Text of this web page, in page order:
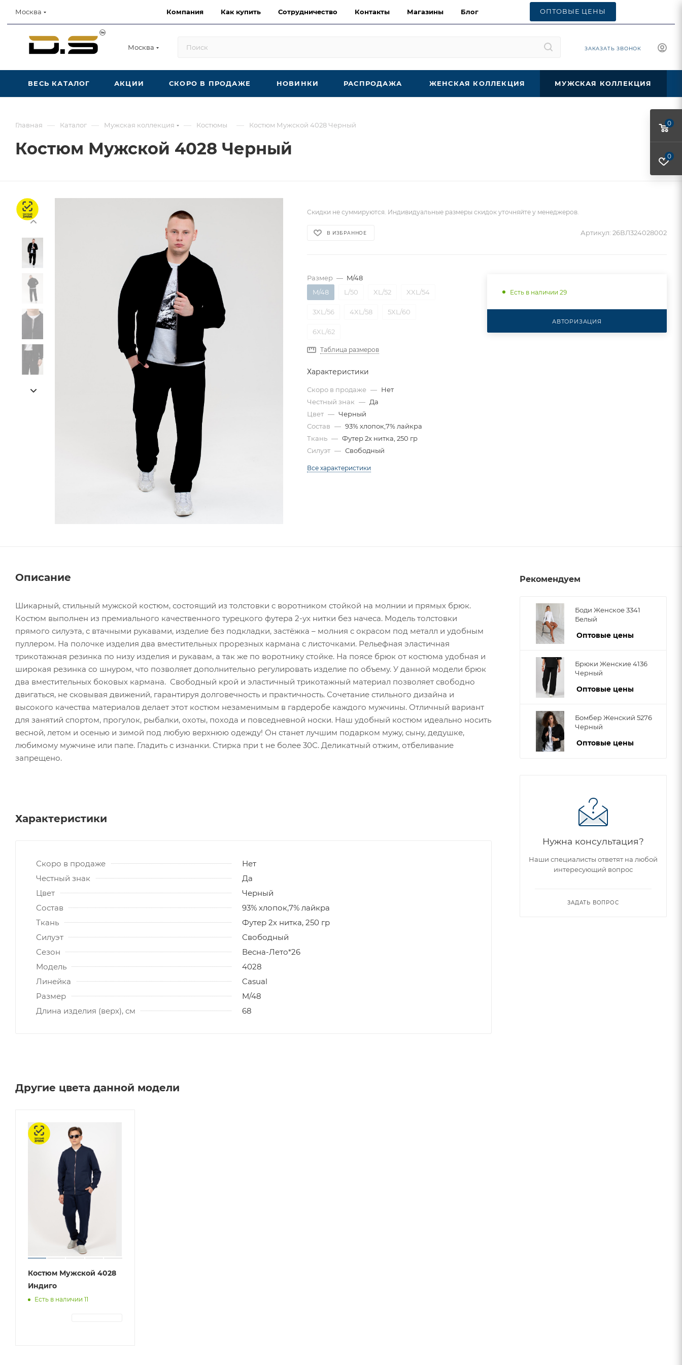
Москва Компания Как купить Сотрудничество Контакты Магазины Блог ОПТОВЫЕ ЦЕНЫ
Москва ЗАКАЗАТЬ ЗВОНОК
ВЕСЬ КАТАЛОГ АКЦИИ СКОРО В ПРОДАЖЕ НОВИНКИ РАСПРОДАЖА ЖЕНСКАЯ КОЛЛЕКЦИЯ МУЖСКАЯ КОЛЛЕКЦИЯ
Главная — Каталог — Мужская коллекция — Костюмы — Костюм Мужской 4028 Черный
Костюм Мужской 4028 Черный
Честный знак
В ИЗБРАННОЕ Артикул: 26ВЛ324028002
Размер — M/48
M/48
L/50 XL/52 XXL/54
3XL/56 4XL/58 5XL/60
6XL/62
Таблица размеров
Характеристики
Скоро в продаже — Нет
Честный знак — Да
Цвет — Черный
Состав — 93% хлопок,7% лайкра
Ткань — Футер 2х нитка, 250 гр
Силуэт — Свободный
Все характеристики
Есть в наличии 29
АВТОРИЗАЦИЯ
Скидки не суммируются. Индивидуальные размеры скидок уточняйте у менеджеров.
Другие цвета данной модели
Честный знак
Костюм Мужской 4028
Индиго
Есть в наличии 11
Описание
Шикарный, стильный мужской костюм, состоящий из толстовки с воротником стойкой на молнии и прямых брюк.
Костюм выполнен из премиального качественного турецкого футера 2-ух нитки без начеса. Модель толстовки
прямого силуэта, с втачными рукавами, изделие без подкладки, застёжка – молния с окрасом под металл и удобным
пуллером. На полочке изделия два вместительных прорезных кармана с листочками. Рельефная эластичная
трикотажная резинка по низу изделия и рукавам, а так же по воротнику стойке. На поясе брюк от костюма удобная и
широкая резинка со шнуром, что позволяет дополнительно регулировать изделие по объему. У данной модели брюк
два вместительных боковых кармана. Свободный крой и эластичный трикотажный материал позволяет свободно
двигаться, не сковывая движений, гарантируя долговечность и практичность. Сочетание стильного дизайна и
высокого качества материалов делает этот костюм незаменимым в гардеробе каждого мужчины. Отличный вариант
для занятий спортом, прогулок, рыбалки, охоты, похода и повседневной носки. Наш удобный костюм идеально носить
весной, летом и осенью и зимой под любую верхнюю одежду! Он станет лучшим подарком мужу, сыну, дедушке,
любимому мужчине или папе. Гладить с изнанки. Стирка при t не более 30С. Деликатный отжим, отбеливание
запрещено.
Характеристики
Скоро в продаже
Нет
Честный знак
Да
Цвет
Черный
Состав
93% хлопок,7% лайкра
Ткань
Футер 2х нитка, 250 гр
Силуэт
Свободный
Сезон
Весна-Лето*26
Модель
4028
Линейка
Casual
Размер
M/48
Длина изделия (верх), см
68
Рекомендуем
Боди Женское 3341
Белый
Оптовые цены
Брюки Женские 4136
Черный
Оптовые цены
Бомбер Женский 5276
Черный
Оптовые цены
Нужна консультация?
Наши специалисты ответят на любой
интересующий вопрос
ЗАДАТЬ ВОПРОС
0
0